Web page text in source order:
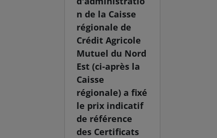
n de la Caisse
régionale de
Crédit Agricole
Mutuel du Nord
Est (ci-après la
Caisse
régionale) a fixé
le prix indicatif
de référence
des Certificats